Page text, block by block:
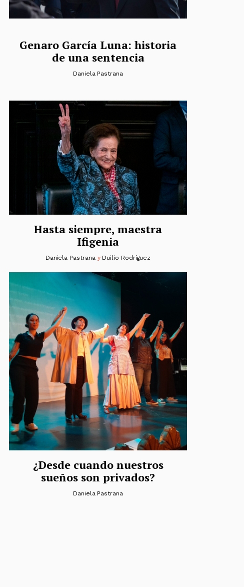
Genaro García Luna: historia
de una sentencia
Daniela Pastrana
Hasta siempre, maestra
Ifigenia
Daniela Pastranay Duilio Rodríguez
¿Desde cuando nuestros
sueños son privados?
Daniela Pastrana